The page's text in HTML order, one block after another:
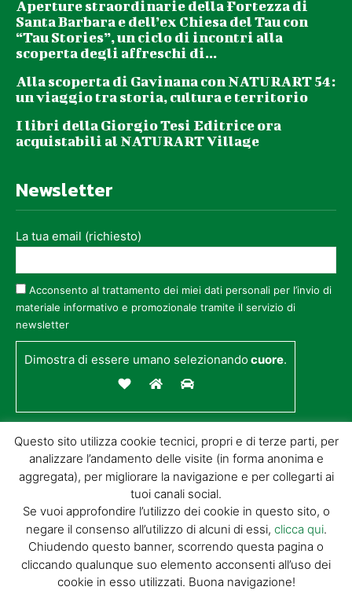
Aperture straordinarie della Fortezza di
Santa Barbara e dell’ex Chiesa del Tau con
“Tau Stories”, un ciclo di incontri alla
scoperta degli affreschi di...
Alla scoperta di Gavinana con NATURART 54:
un viaggio tra storia, cultura e territorio
I libri della Giorgio Tesi Editrice ora
acquistabili al NATURART Village
Newsletter
La tua email (richiesto)
Acconsento al trattamento dei miei dati personali per l’invio di
materiale informativo e promozionale tramite il servizio di
newsletter
Dimostra di essere umano selezionandocuore.
© GIORGIO TESI EDITRICE S.R.L. | P.IVA
01732650476 | VIA DI BADIA 14 – 51100 LOC.
BOTTEGONE (PISTOIA) |POWERED BY
ALLYMIND
Questo sito utilizza cookie tecnici, propri e di terze parti, per
analizzare l’andamento delle visite (in forma anonima e
aggregata), per migliorare la navigazione e per collegarti ai
tuoi canali social.
Se vuoi approfondire l’utilizzo dei cookie in questo sito, o
negare il consenso all’utilizzo di alcuni di essi, clicca qui.
Chiudendo questo banner, scorrendo questa pagina o
cliccando qualunque suo elemento acconsenti all’uso dei
cookie in esso utilizzati. Buona navigazione!